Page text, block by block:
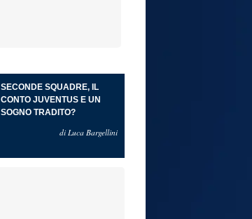
SECONDE SQUADRE, IL
CONTO JUVENTUS E UN
SOGNO TRADITO?
di Luca Bargellini